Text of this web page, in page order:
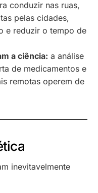
conduzir nas ruas,
pelas cidades,
e reduzir o tempo de
a ciência: a análise
de medicamentos e
remotas operem de
inevitavelmente